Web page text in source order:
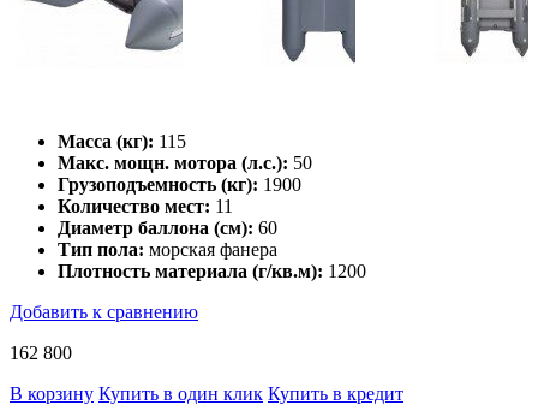
Масса (кг): 115
Макс. мощн. мотора (л.с.): 50
Грузоподъемность (кг): 1900
Количество мест: 11
Диаметр баллона (см): 60
Тип пола: морская фанера
Плотность материала (г/кв.м): 1200
Добавить к сравнению
162 800
В корзину Купить в один клик Купить в кредит